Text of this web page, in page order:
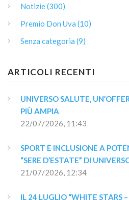
Notizie (300)
Premio Don Uva (10)
Senza categoria (9)
ARTICOLI RECENTI
UNIVERSO SALUTE,
PIÙ AMPIA
22/07/2026, 11:43
SPORT E INCLUSIONE A
“SERE D’ESTATE” DI
21/07/2026, 12:34
IL 24 LUGLIO “WHITE STARS